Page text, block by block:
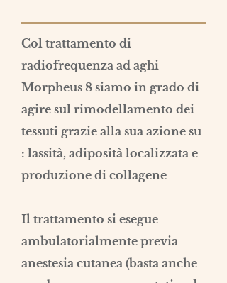
Col trattamento di
radiofrequenza ad aghi
Morpheus 8 siamo in grado di
agire sul rimodellamento dei
tessuti grazie alla sua azione su
: lassità, adiposità localizzata e
produzione di collagene
Il trattamento si esegue
ambulatorialmente previa
anestesia cutanea (basta anche